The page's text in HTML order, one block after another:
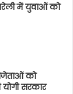
में युवाओं को
को
सरकार